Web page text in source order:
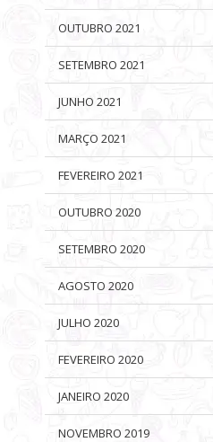
OUTUBRO 2021
SETEMBRO 2021
JUNHO 2021
MARÇO 2021
FEVEREIRO 2021
OUTUBRO 2020
SETEMBRO 2020
AGOSTO 2020
JULHO 2020
FEVEREIRO 2020
JANEIRO 2020
NOVEMBRO 2019